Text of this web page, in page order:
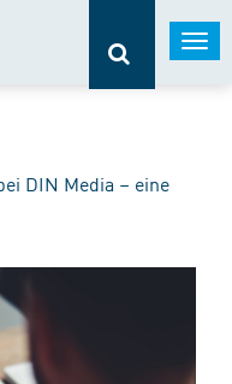
DIN Media – eine